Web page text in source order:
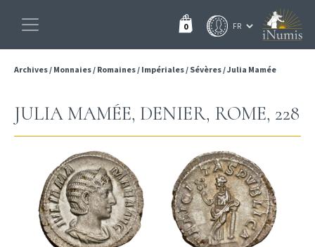
0
Archives/ Monnaies/ Romaines/ Impériales/ Sévères/Julia Mamée
JULIA MAMÉE, DENIER, ROME, 228